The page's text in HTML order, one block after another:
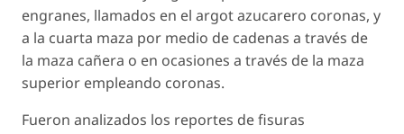
engranes, llamados en el argot azucarero coronas, y
a la cuarta maza por medio de cadenas a través de
la maza cañera o en ocasiones a través de la maza
superior empleando coronas.
Fueron analizados los reportes de fisuras